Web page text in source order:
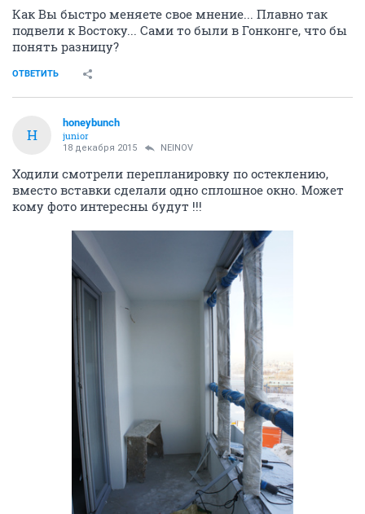
Как Вы быстро меняете свое мнение... Плавно так
подвели к Востоку... Сами то были в Гонконге, что бы
понять разницу?
ОТВЕТИТЬ
H
honeybunch
junior
18 декабря 2015 NEINOV
Ходили смотрели перепланировку по остеклению,
вместо вставки сделали одно сплошное окно. Может
кому фото интересны будут !!!